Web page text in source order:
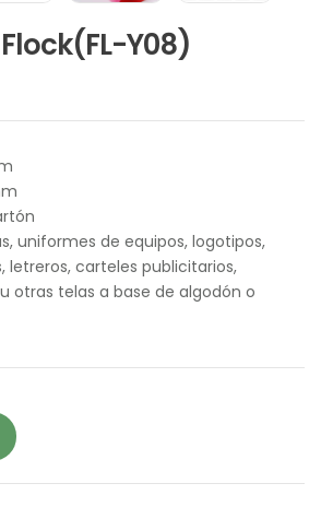
Y08)
uniformes de equipos, logotipos,
letreros, carteles publicitarios,
otras telas a base de algodón o